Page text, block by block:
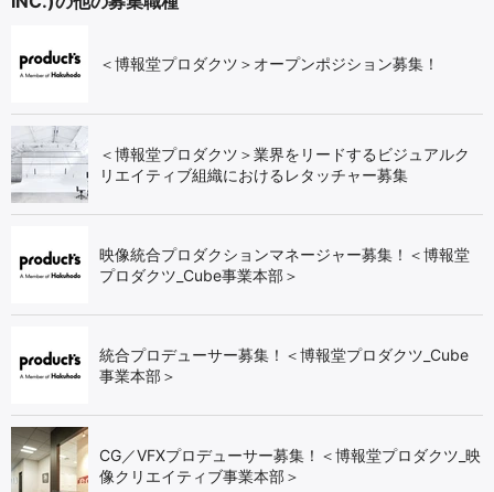
＜博報堂プロダクツ＞オープンポジション募集！
＜博報堂プロダクツ＞業界をリードするビジュアルク
リエイティブ組織におけるレタッチャー募集
映像統合プロダクションマネージャー募集！＜博報堂
プロダクツ_Cube事業本部＞
統合プロデューサー募集！＜博報堂プロダクツ_Cube
事業本部＞
CG／VFXプロデューサー募集！＜博報堂プロダクツ_映
像クリエイティブ事業本部＞